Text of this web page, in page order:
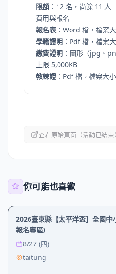
限額 ：12 名，尚餘 11 人
費用與報名
報名表 ：Word 檔，檔案
學籍證明 ：Pdf 檔，檔案
繳費證明 ：圖形（jpg、
上限 5,000KB
教練證 ：Pdf 檔，檔案大
查看原始頁面（活動已結束）
你可能也喜歡
運動
2026臺東縣【太平洋盃】全國中
報名專區)
8/27 (四)
taitung